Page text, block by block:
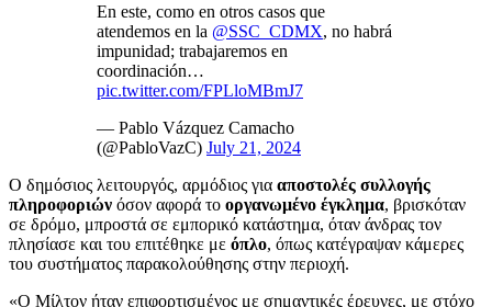
En este, como en otros casos que
atendemos en la @SSC_CDMX, no habrá
impunidad; trabajaremos en
coordinación…
pic.twitter.com/FPLloMBmJ7
— Pablo Vázquez Camacho
(@PabloVazC) July 21, 2024
Ο δημόσιος λειτουργός, αρμόδιος για αποστολές συλλογής
πληροφοριών όσον αφορά το οργανωμένο έγκλημα, βρισκόταν
σε δρόμο, μπροστά σε εμπορικό κατάστημα, όταν άνδρας τον
πλησίασε και του επιτέθηκε με όπλο, όπως κατέγραψαν κάμερες
του συστήματος παρακολούθησης στην περιοχή.
«Ο Μίλτον ήταν επιφορτισμένος με σημαντικές έρευνες, με στόχο